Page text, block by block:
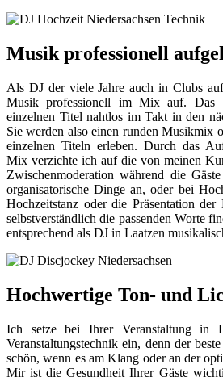
Musik professionell
Als DJ der viele Jahre auch in Clubs
Musik professionell im Mix auf. Das
einzelnen Titel nahtlos im Takt in den
Sie werden also einen runden Musikmix
einzelnen Titeln erleben. Durch das
Mix verzichte ich auf die von meinen
Zwischenmoderation während die
organisatorische Dinge an, oder bei
Hochzeitstanz oder die Präsentation
selbstverständlich die passenden Worte
entsprechend als DJ in Laatzen
Hochwertige Ton- und
Ich setze bei Ihrer Veranstaltung in
Veranstaltungstechnik ein, denn der
schön, wenn es am Klang oder an der
Mir ist die Gesundheit Ihrer Gäste